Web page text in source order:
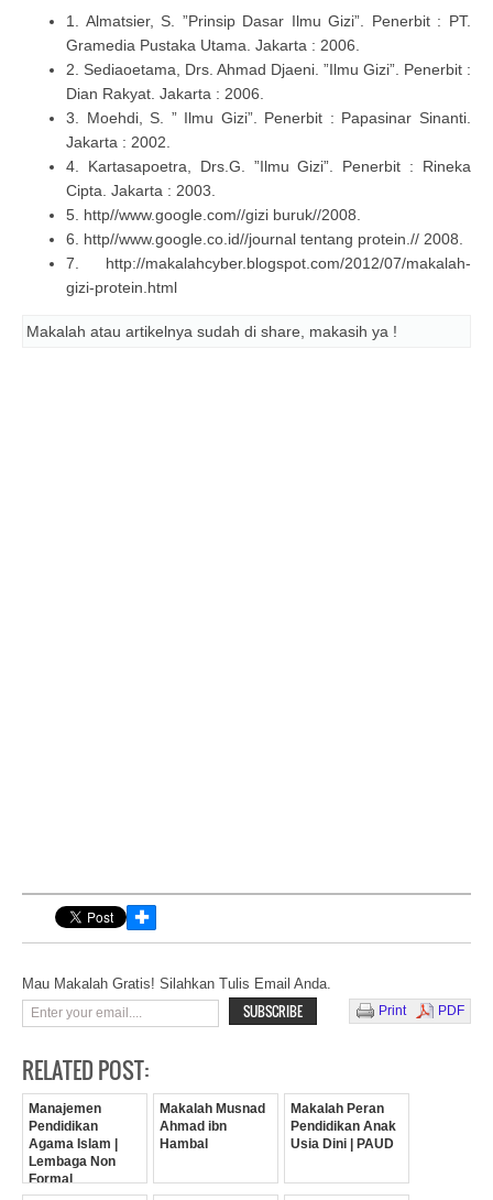
1. Almatsier, S. ”Prinsip Dasar Ilmu Gizi”. Penerbit : PT.
Gramedia Pustaka Utama. Jakarta : 2006.
2. Sediaoetama, Drs. Ahmad Djaeni. ”Ilmu Gizi”. Penerbit :
Dian Rakyat. Jakarta : 2006.
3. Moehdi, S. ” Ilmu Gizi”. Penerbit : Papasinar Sinanti.
Jakarta : 2002.
4. Kartasapoetra, Drs.G. ”Ilmu Gizi”. Penerbit : Rineka
Cipta. Jakarta : 2003.
5. http//www.google.com//gizi buruk//2008.
6. http//www.google.co.id//journal tentang protein.// 2008.
7. http://makalahcyber.blogspot.com/2012/07/makalah-
gizi-protein.html
Makalah atau artikelnya sudah di share, makasih ya !
✚
Mau Makalah Gratis! Silahkan Tulis Email Anda.
Print PDF
RELATED POST:
Manajemen
Pendidikan
Agama Islam |
Lembaga Non
Formal
Makalah Musnad
Ahmad ibn
Hambal
Makalah Peran
Pendidikan Anak
Usia Dini | PAUD